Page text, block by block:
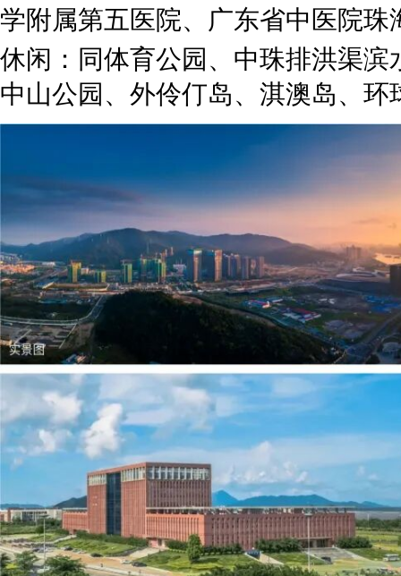
学附属第五医院、广东省中医院珠
休闲：同体育公园、中珠排洪渠
中山公园、外伶仃岛、淇澳岛、环